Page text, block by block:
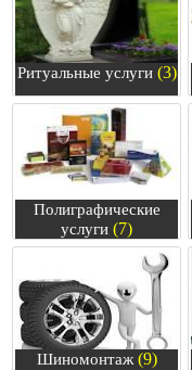
Ритуальные услуги(3)
Полиграфические
услуги (7)
Шиномонтаж(9)